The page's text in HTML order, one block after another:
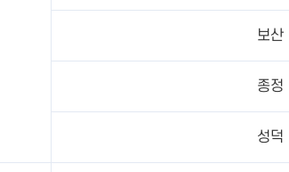
보산
종정
성덕